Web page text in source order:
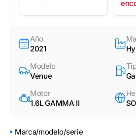
Año
2021
Modelo
Venue
Motor
1.6L GAMMA II
Marca/modelo/serie